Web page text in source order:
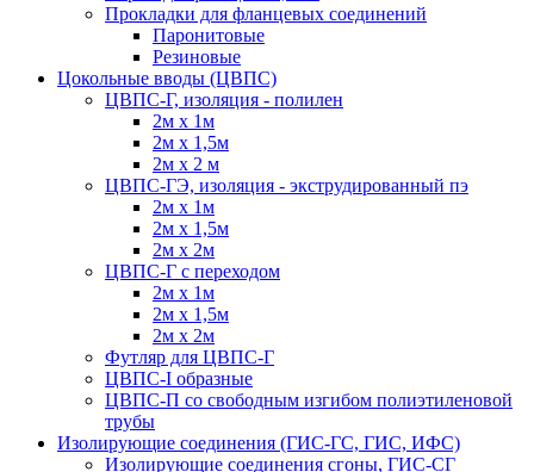
Прокладки для фланцевых соединений
Паронитовые
Резиновые
Цокольные вводы (ЦВПС)
ЦВПС-Г, изоляция - полилен
2м х 1м
2м х 1,5м
2м х 2 м
ЦВПС-ГЭ, изоляция - экструдированный пэ
2м х 1м
2м х 1,5м
2м х 2м
ЦВПС-Г с переходом
2м х 1м
2м х 1,5м
2м х 2м
Футляр для ЦВПС-Г
ЦВПС-I образные
ЦВПС-П со свободным изгибом полиэтиленовой
трубы
Изолирующие соединения (ГИС-ГС, ГИС, ИФС)
Изолирующие соединения сгоны, ГИС-СГ